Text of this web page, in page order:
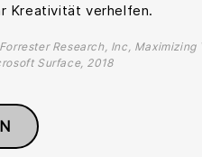
Kreativität verhelfen.
Research, Inc,
Surface, 2018